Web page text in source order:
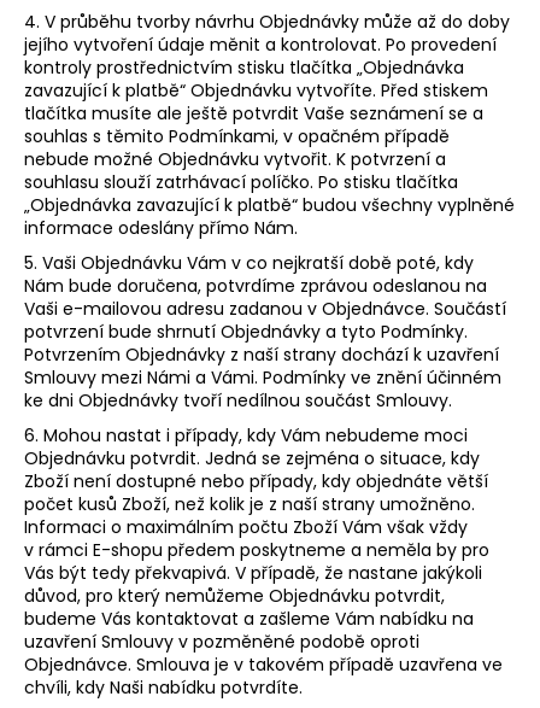
4. V průběhu tvorby návrhu Objednávky může až do doby
jejího vytvoření údaje měnit a kontrolovat. Po provedení
kontroly prostřednictvím stisku tlačítka „Objednávka
zavazující k platbě“ Objednávku vytvoříte. Před stiskem
tlačítka musíte ale ještě potvrdit Vaše seznámení se a
souhlas s těmito Podmínkami, v opačném případě
nebude možné Objednávku vytvořit. K potvrzení a
souhlasu slouží zatrhávací políčko. Po stisku tlačítka
„Objednávka zavazující k platbě“ budou všechny vyplněné
informace odeslány přímo Nám.
5. Vaši Objednávku Vám v co nejkratší době poté, kdy
Nám bude doručena, potvrdíme zprávou odeslanou na
Vaši e-mailovou adresu zadanou v Objednávce. Součástí
potvrzení bude shrnutí Objednávky a tyto Podmínky.
Potvrzením Objednávky z naší strany dochází k uzavření
Smlouvy mezi Námi a Vámi. Podmínky ve znění účinném
ke dni Objednávky tvoří nedílnou součást Smlouvy.
6. Mohou nastat i případy, kdy Vám nebudeme moci
Objednávku potvrdit. Jedná se zejména o situace, kdy
Zboží není dostupné nebo případy, kdy objednáte větší
počet kusů Zboží, než kolik je z naší strany umožněno.
Informaci o maximálním počtu Zboží Vám však vždy
v rámci E-shopu předem poskytneme a neměla by pro
Vás být tedy překvapivá. V případě, že nastane jakýkoli
důvod, pro který nemůžeme Objednávku potvrdit,
budeme Vás kontaktovat a zašleme Vám nabídku na
uzavření Smlouvy v pozměněné podobě oproti
Objednávce. Smlouva je v takovém případě uzavřena ve
chvíli, kdy Naši nabídku potvrdíte.